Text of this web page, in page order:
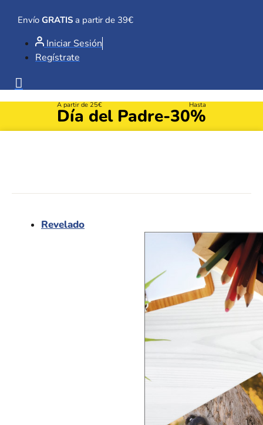
contenido
Envío GRATIS a partir de 39€
Iniciar Sesión
Regístrate
A partir de 25€
Día del Padre
Hasta
-30%
Revelado